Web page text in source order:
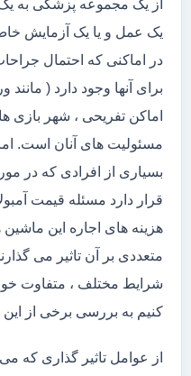
از یک مجموعه پزشکی به
یک عمل و یا یک آزمایش
در اماکنی که احتمال
برای آنها وجود دارد (
اماکن تفریحی ، شهر بازی
مسئولیت های آنان است.
بسیاری از افرادی که در
قرار دارد مسئله قیمت
هزینه های اجاره این
متعددی بر آن تاثیر می
شرایط مختلف ، متفاوت
کنیم به بررسی برخی از این
از عوامل تاثیر گذاری که می